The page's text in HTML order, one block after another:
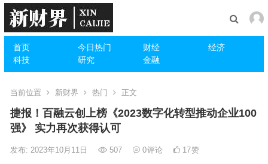
首页 今日热门 财经
经济
科技
研究 金融
当前位置 新财界 热门 正文
捷报！百融云创上榜《2023数字化转型推动企业100
强》 实力再次获得认可
发布: 2023年10月11日 507 0评论 17赞